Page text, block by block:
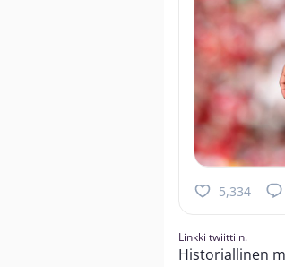
5,334
Linkki twiittiin.
Historiallinen